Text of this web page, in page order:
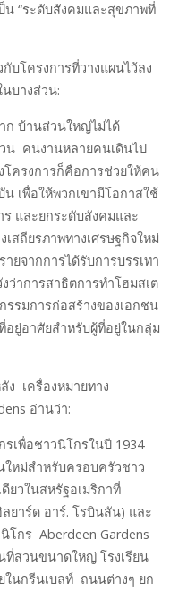
น “ระดับสังคมและสุขภาพที่
บโครงการที่วางแผนไว้ลง
บางส่วน:
ก บ้านส่วนใหญ่ไม่ได้
น คนงานหลายคนเดินไป
โครงการก็คือการช่วยให้คน
เพื่อให้พวกเขามีโอกาสใช้
ร และยกระดับสังคมและ
สถียรภาพทางเศรษฐกิจใหม่
ยจากการได้รับการบรรเทา
ว่าการสาธิตการทำโฮมสเต
รมการก่อสร้างของเอกชน
ยู่อาศัยสำหรับผู้ที่อยู่ในกลุ่ม
ง เครื่องหมายทาง
อ่านว่า:
เพื่อชาวนิโกรในปี 1934
หม่สำหรับครอบครัวชาว
ยวในสหรัฐอเมริกาที่
ยาร์ด อาร์. โรบินสัน) และ
โกร Aberdeen Gardens
สวนขนาดใหญ่ โรงเรียน
นกรีนเบลท์ ถนนต่างๆ ยก